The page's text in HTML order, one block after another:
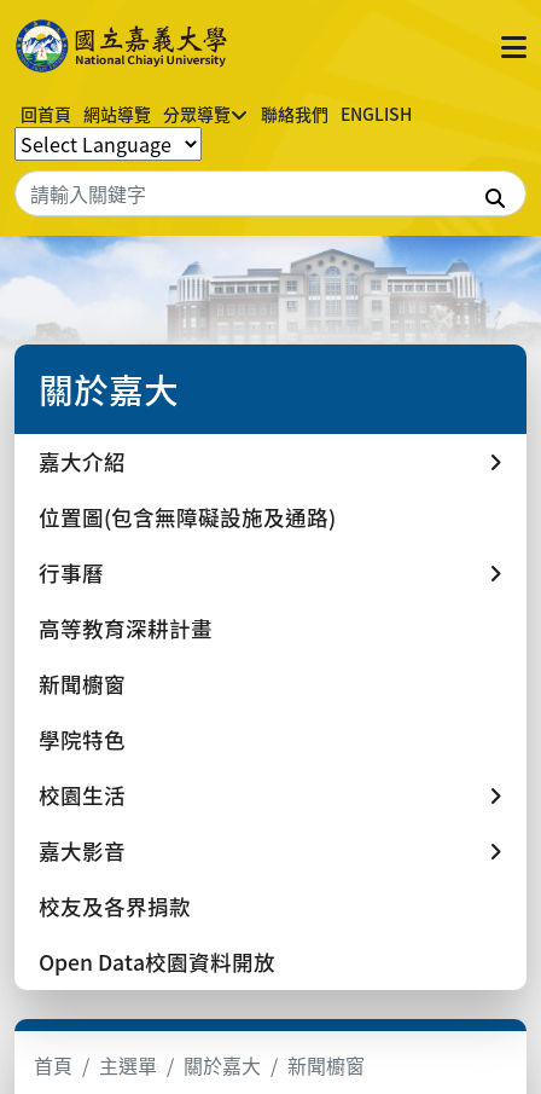
回首頁 網站導覽 分眾導覽 聯絡我們 ENGLISH
搜尋
關於嘉大
嘉大介紹
位置圖(包含無障礙設施及通路)
行事曆
高等教育深耕計畫
新聞櫥窗
學院特色
校園生活
嘉大影音
校友及各界捐款
Open Data校園資料開放
首頁 主選單 關於嘉大 新聞櫥窗